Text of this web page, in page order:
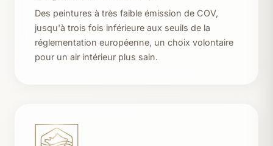
Des peintures à très faible émission de COV,
jusqu'à trois fois inférieure aux seuils de la
réglementation européenne, un choix volontaire
pour un air intérieur plus sain.